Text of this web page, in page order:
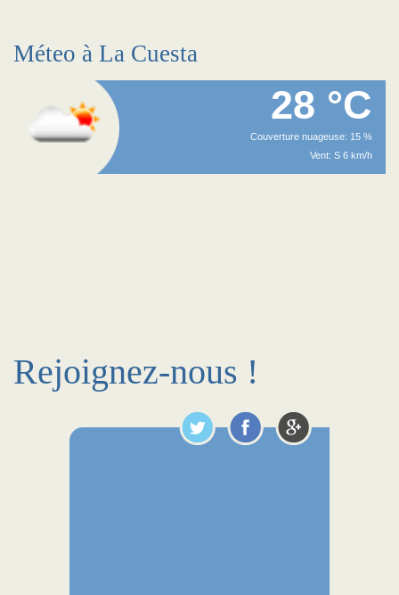
Méteo à La Cuesta
28 °C
Couverture nuageuse: 15 %
Vent: S 6 km/h
Rejoignez-nous !